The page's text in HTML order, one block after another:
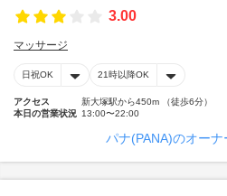
3.00
マッサージ
日祝OK 21時以降OK
アクセス
新大塚駅から450m （徒歩6分）
本日の営業状況 13:00〜22:00
パナ(PANA)のオーナ